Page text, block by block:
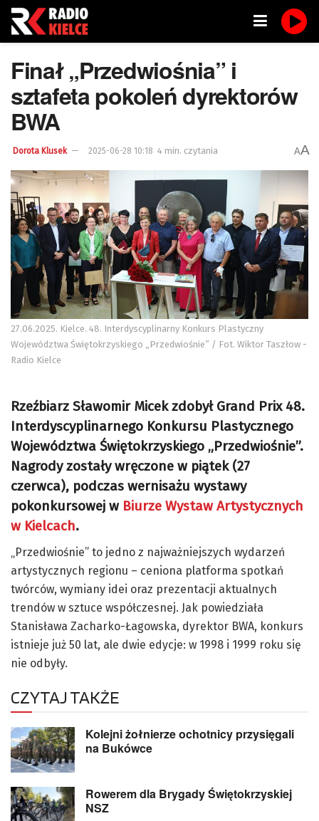
Finał „Przedwiośnia” i
sztafeta pokoleń dyrektorów
BWA
Dorota Klusek 2025-06-28 10:18 4 min. czytania AA
27.06.2025. Kielce. 48. Interdyscyplinarny Konkurs Plastyczny
Województwa Świętokrzyskiego „Przedwiośnie” / Fot. Wiktor Taszłow -
Radio Kielce
Rzeźbiarz Sławomir Micek zdobył Grand Prix 48.
Interdyscyplinarnego Konkursu Plastycznego
Województwa Świętokrzyskiego „Przedwiośnie”.
Nagrody zostały wręczone w piątek (27
czerwca), podczas wernisażu wystawy
pokonkursowej w Biurze Wystaw Artystycznych
w Kielcach.
„Przedwiośnie” to jedno z najważniejszych wydarzeń
artystycznych regionu – ceniona platforma spotkań
twórców, wymiany idei oraz prezentacji aktualnych
trendów w sztuce współczesnej. Jak powiedziała
Stanisława Zacharko-Łagowska, dyrektor BWA, konkurs
istnieje już 50 lat, ale dwie edycje: w 1998 i 1999 roku się
nie odbyły.
CZYTAJ TAKŻE
Kolejni żołnierze ochotnicy przysięgali
na Bukówce
Rowerem dla Brygady Świętokrzyskiej
NSZ